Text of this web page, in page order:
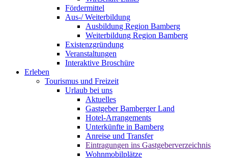
Fördermittel
Aus-/ Weiterbildung
Ausbildung Region Bamberg
Weiterbildung Region Bamberg
Existenzgründung
Veranstaltungen
Interaktive Broschüre
Erleben
Tourismus und Freizeit
Urlaub bei uns
Aktuelles
Gastgeber Bamberger Land
Hotel-Arrangements
Unterkünfte in Bamberg
Anreise und Transfer
Eintragungen ins Gastgeberverzeichnis
Wohnmobilplätze